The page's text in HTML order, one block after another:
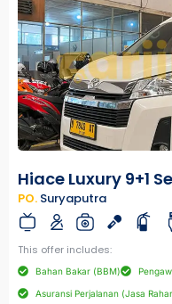
Hiace Luxury 9+1
PO. Suryaputra
This offer includes:
Bahan Bakar (BBM)
Asuransi Perjalanan (Jasa